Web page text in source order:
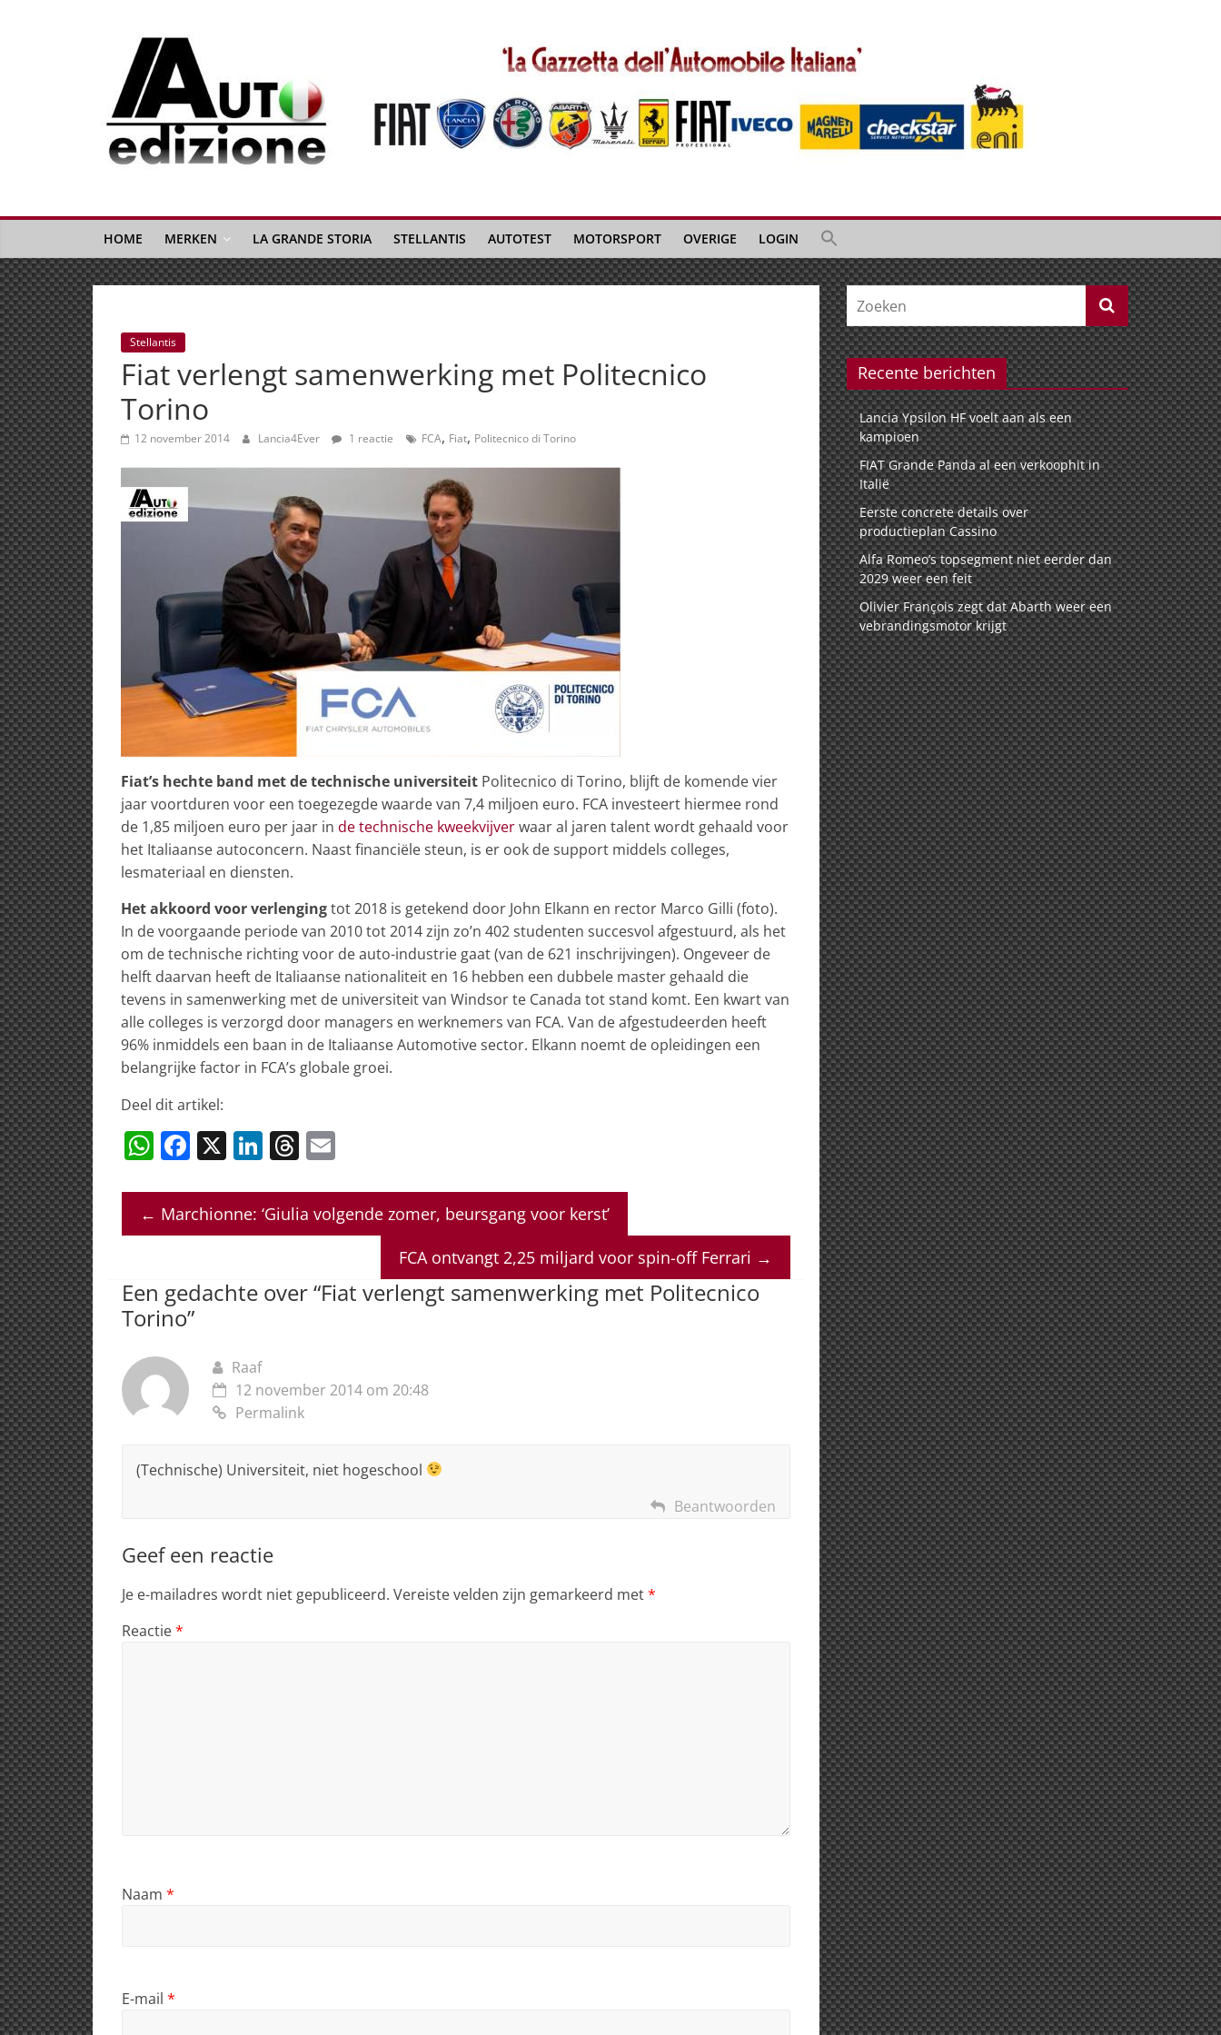
Auto
Edizione
La
Gazetta
dell'Automobile
Italiana
|
Italiaans
autonieuws
&
lifestyle
HOME MERKEN LA GRANDE STORIA STELLANTIS AUTOTEST MOTORSPORT OVERIGE LOGIN
Stellantis
Fiat verlengt samenwerking met Politecnico
Torino
12 november 2014 Lancia4Ever 1 reactie FCA, Fiat, Politecnico di Torino
Fiat’s hechte band met de technische universiteit Politecnico di Torino, blijft de komende vier
jaar voortduren voor een toegezegde waarde van 7,4 miljoen euro. FCA investeert hiermee rond
de 1,85 miljoen euro per jaar in de technische kweekvijverwaar al jaren talent wordt gehaald voor
het Italiaanse autoconcern. Naast financiële steun, is er ook de support middels colleges,
lesmateriaal en diensten.
Het akkoord voor verlengingtot 2018 is getekend door John Elkann en rector Marco Gilli (foto).
In de voorgaande periode van 2010 tot 2014 zijn zo’n 402 studenten succesvol afgestuurd, als het
om de technische richting voor de auto-industrie gaat (van de 621 inschrijvingen). Ongeveer de
helft daarvan heeft de Italiaanse nationaliteit en 16 hebben een dubbele master gehaald die
tevens in samenwerking met de universiteit van Windsor te Canada tot stand komt. Een kwart van
alle colleges is verzorgd door managers en werknemers van FCA. Van de afgestudeerden heeft
96% inmiddels een baan in de Italiaanse Automotive sector. Elkann noemt de opleidingen een
belangrijke factor in FCA’s globale groei.
Deel dit artikel:
W
at
s
p
p
F
c
e
o
o
X Li
k
e
n
T
re
a
s
ai
l
← Marchionne: ‘Giulia volgende zomer, beursgang voor kerst’
FCA ontvangt 2,25 miljard voor spin-off Ferrari →
Een gedachte over “Fiat verlengt samenwerking met Politecnico
Torino”
Raaf
12 november 2014 om 20:48
Permalink
(Technische) Universiteit, niet hogeschool
Beantwoorden
Geef een reactie
Je e-mailadres wordt niet gepubliceerd. Vereiste velden zijn gemarkeerd met*
Reactie*
Naam *
E-mail *
Recente berichten
Lancia Ypsilon HF voelt aan als een
kampioen
FIAT Grande Panda al een verkoophit in
Italië
Eerste concrete details over
productieplan Cassino
Alfa Romeo’s topsegment niet eerder dan
2029 weer een feit
Olivier François zegt dat Abarth weer een
vebrandingsmotor krijgt